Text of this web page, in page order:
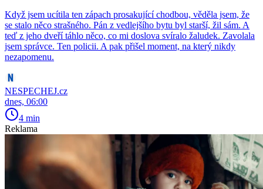
Když jsem ucítila ten zápach prosakující chodbou, věděla jsem, že
se stalo něco strašného. Pán z vedlejšího bytu byl starší, žil sám. A
teď z jeho dveří táhlo něco, co mi doslova svíralo žaludek. Zavolala
jsem správce. Ten policii. A pak přišel moment, na který nikdy
nezapomenu.
NESPECHEJ.cz
dnes, 06:00
4 min
Reklama